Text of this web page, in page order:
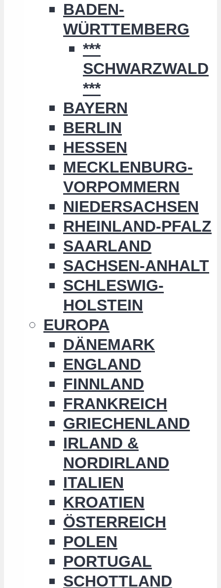
BADEN-
WÜRTTEMBERG
***
SCHWARZWALD
***
BAYERN
BERLIN
HESSEN
MECKLENBURG-
VORPOMMERN
NIEDERSACHSEN
RHEINLAND-PFALZ
SAARLAND
SACHSEN-ANHALT
SCHLESWIG-
HOLSTEIN
EUROPA
DÄNEMARK
ENGLAND
FINNLAND
FRANKREICH
GRIECHENLAND
IRLAND &
NORDIRLAND
ITALIEN
KROATIEN
ÖSTERREICH
POLEN
PORTUGAL
SCHOTTLAND